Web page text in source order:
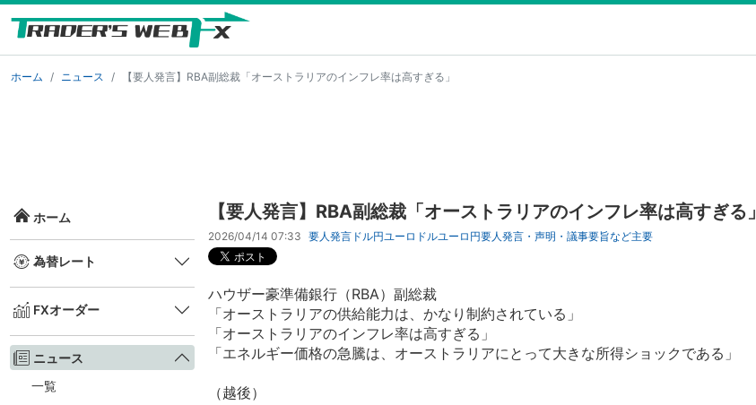
ホーム ニュース 【要人発言】RBA副総裁「オーストラリアのインフレ率は高すぎる」
ホーム
為替レート
FXオーダー
ニュース
一覧
【要人発言】RBA副総裁「オーストラリアのインフレ率は高すぎる」
2026/04/14 07:33 要人発言 ドル円ユーロドルユーロ円要人発言・声明・議事要旨など主要
ハウザー豪準備銀行（RBA）副総裁
「オーストラリアの供給能力は、かなり制約されている」
「オーストラリアのインフレ率は高すぎる」
「エネルギー価格の急騰は、オーストラリアにとって大きな所得ショックである」
（越後）